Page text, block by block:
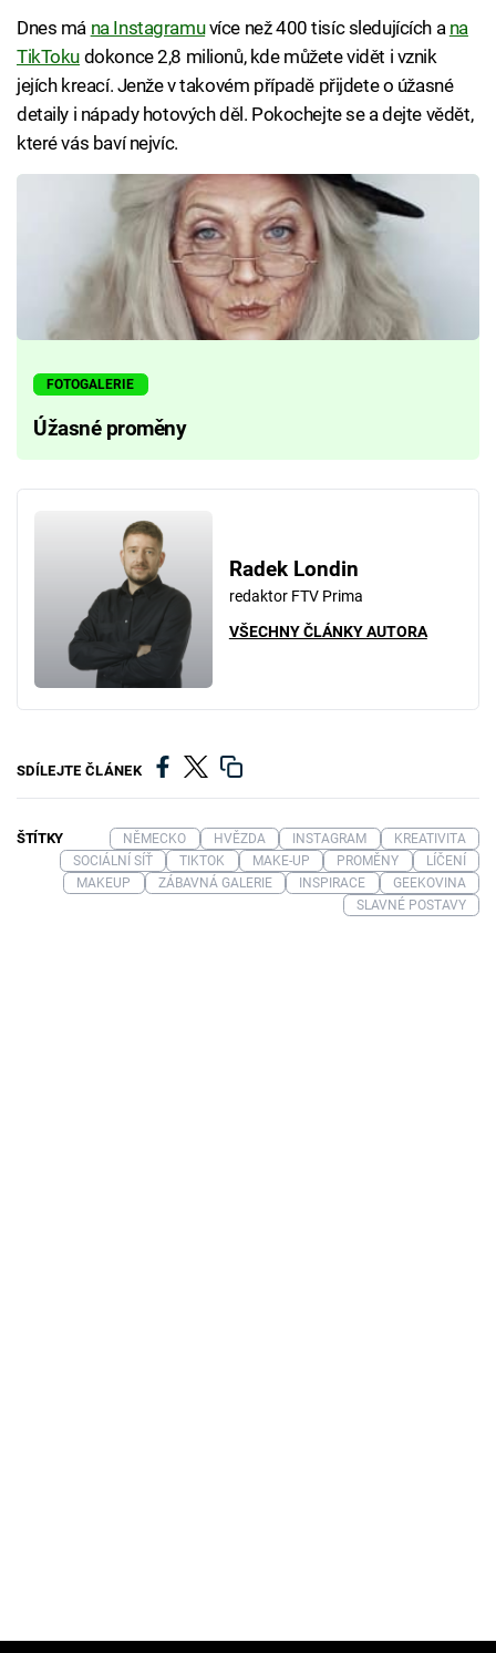
Dnes má na Instagramuvíce než 400 tisíc sledujících a na
TikToku dokonce 2,8 milionů, kde můžete vidět i vznik
jejích kreací. Jenže v takovém případě přijdete o úžasné
detaily i nápady hotových děl. Pokochejte se a dejte vědět,
které vás baví nejvíc.
FOTOGALERIE
Úžasné proměny
Radek Londin
redaktor FTV Prima
VŠECHNY ČLÁNKY AUTORA
SDÍLEJTE ČLÁNEK
ŠTÍTKY NĚMECKO HVĚZDA INSTAGRAM
KREATIVITA
SOCIÁLNÍ SÍŤ
TIKTOK MAKE-UP PROMĚNY
LÍČENÍ
MAKEUP
ZÁBAVNÁ GALERIE INSPIRACE
GEEKOVINA
SLAVNÉ POSTAVY